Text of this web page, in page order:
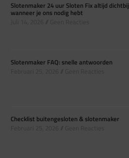
Slotenmaker 24 uur Sloten Fix altijd dichtbij
wanneer je ons nodig hebt
Slotenmaker FAQ: snelle antwoorden
Checklist buitengesloten & slotenmaker